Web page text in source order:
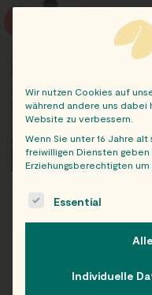
WIEN
Wir nutzen Cookies auf
während andere uns dabei
Website zu verbessern.
Wenn Sie unter 16 Jahre
freiwilligen Diensten
Erziehungsberechtigten um
The following is a list
Essential
Individuelle